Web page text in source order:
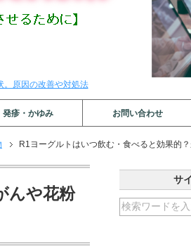
。原因の改善や対処法
発疹・かゆみ お問い合わせ
R1ヨーグルトはいつ飲む・食べると効果的
んや花粉
サ